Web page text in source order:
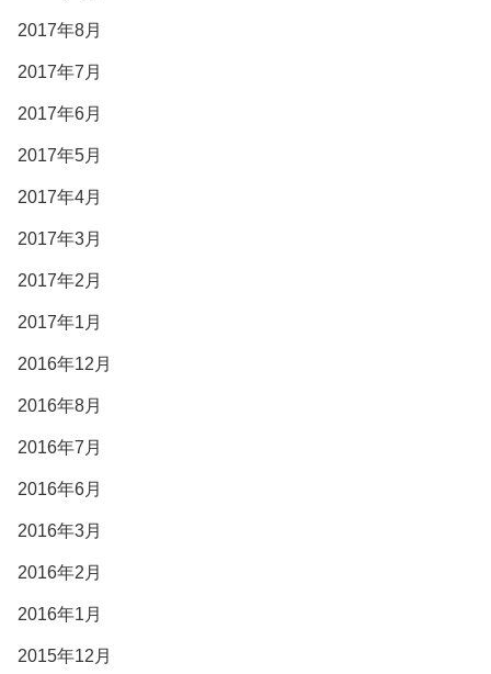
2017年8月
2017年7月
2017年6月
2017年5月
2017年4月
2017年3月
2017年2月
2017年1月
2016年12月
2016年8月
2016年7月
2016年6月
2016年3月
2016年2月
2016年1月
2015年12月